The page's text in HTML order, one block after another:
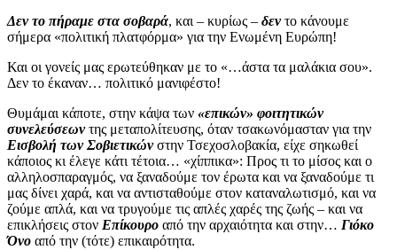
Δεν το πήραμε στα σοβαρά, και – κυρίως – δεντο κάνουμε
σήμερα «πολιτική πλατφόρμα» για την Ενωμένη Ευρώπη!
Και οι γονείς μας ερωτεύθηκαν με το «…άστα τα μαλάκια σου».
Δεν το έκαναν… πολιτικό μανιφέστο!
Θυμάμαι κάποτε, στην κάψα των «επικών» φοιτητικών
συνελεύσεωντης μεταπολίτευσης, όταν τσακωνόμασταν για την
Εισβολή των Σοβιετικώνστην Τσεχοσλοβακία, είχε σηκωθεί
κάποιος κι έλεγε κάτι τέτοια… «χίππικα»: Προς τι το μίσος και ο
αλληλοσπαραγμός, να ξαναδούμε τον έρωτα και να ξαναδούμε τι
μας δίνει χαρά, και να αντισταθούμε στον καταναλωτισμό, και να
ζούμε απλά, και να τρυγούμε τις απλές χαρές της ζωής – και να
επικλήσεις στον Επίκουρο από την αρχαιότητα και στην… Γιόκο
Όνο από την (τότε) επικαιρότητα.